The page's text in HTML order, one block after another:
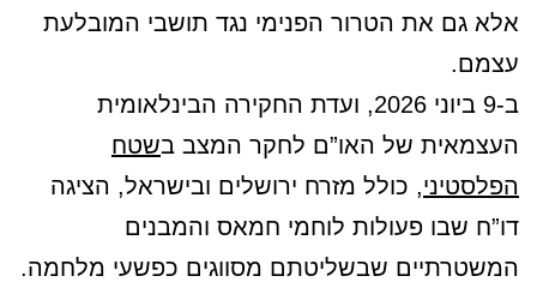
אלא גם את הטרור הפנימי נגד תושבי המובלעת
עצמם.
ב-9 ביוני 2026, ועדת החקירה הבינלאומית
העצמאית של האו”ם לחקר המצב בשטח
הפלסטיני, כולל מזרח ירושלים ובישראל, הציגה
דו”ח שבו פעולות לוחמי חמאס והמבנים
המשטרתיים שבשליטתם מסווגים כפשעי מלחמה.